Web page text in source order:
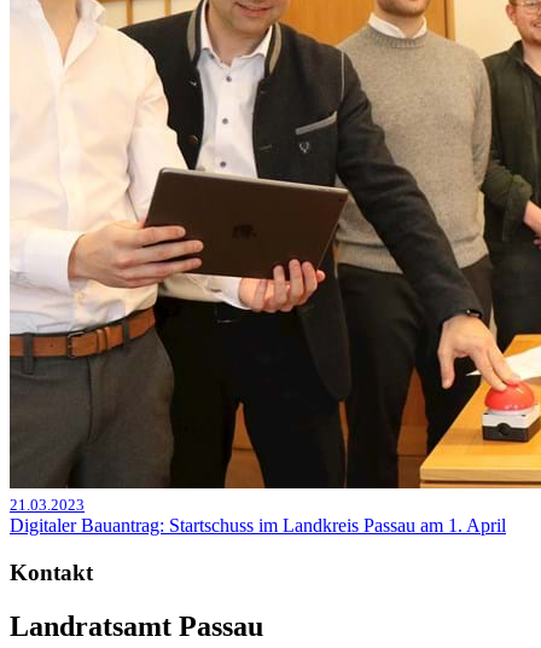
21.03.2023
Digitaler Bauantrag: Startschuss im Landkreis Passau am 1. April
Kontakt
Landratsamt Passau